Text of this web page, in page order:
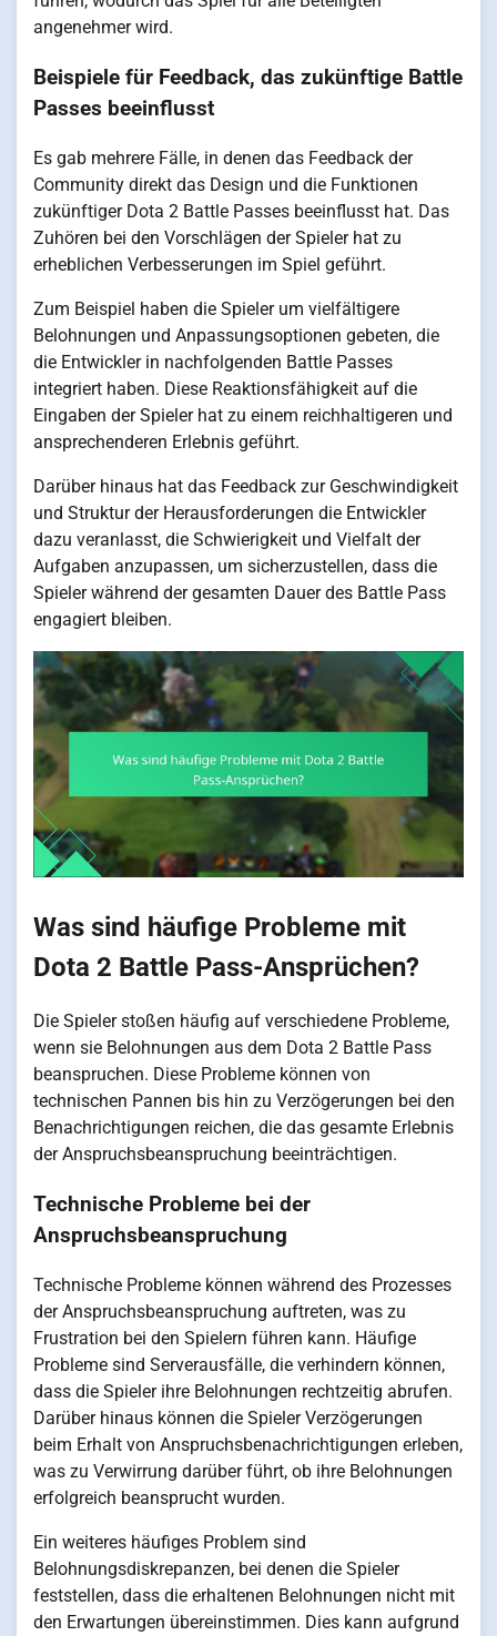
angenehmer wird.
Beispiele für Feedback, das zukünftige Battle
Passes beeinflusst
Es gab mehrere Fälle, in denen das Feedback der
Community direkt das Design und die Funktionen
zukünftiger Dota 2 Battle Passes beeinflusst hat. Das
Zuhören bei den Vorschlägen der Spieler hat zu
erheblichen Verbesserungen im Spiel geführt.
Zum Beispiel haben die Spieler um vielfältigere
Belohnungen und Anpassungsoptionen gebeten, die
die Entwickler in nachfolgenden Battle Passes
integriert haben. Diese Reaktionsfähigkeit auf die
Eingaben der Spieler hat zu einem reichhaltigeren und
ansprechenderen Erlebnis geführt.
Darüber hinaus hat das Feedback zur Geschwindigkeit
und Struktur der Herausforderungen die Entwickler
dazu veranlasst, die Schwierigkeit und Vielfalt der
Aufgaben anzupassen, um sicherzustellen, dass die
Spieler während der gesamten Dauer des Battle Pass
engagiert bleiben.
Was sind häufige Probleme mit
Dota 2 Battle Pass-Ansprüchen?
Die Spieler stoßen häufig auf verschiedene Probleme,
wenn sie Belohnungen aus dem Dota 2 Battle Pass
beanspruchen. Diese Probleme können von
technischen Pannen bis hin zu Verzögerungen bei den
Benachrichtigungen reichen, die das gesamte Erlebnis
der Anspruchsbeanspruchung beeinträchtigen.
Technische Probleme bei der
Anspruchsbeanspruchung
Technische Probleme können während des Prozesses
der Anspruchsbeanspruchung auftreten, was zu
Frustration bei den Spielern führen kann. Häufige
Probleme sind Serverausfälle, die verhindern können,
dass die Spieler ihre Belohnungen rechtzeitig abrufen.
Darüber hinaus können die Spieler Verzögerungen
beim Erhalt von Anspruchsbenachrichtigungen erleben,
was zu Verwirrung darüber führt, ob ihre Belohnungen
erfolgreich beansprucht wurden.
Ein weiteres häufiges Problem sind
Belohnungsdiskrepanzen, bei denen die Spieler
feststellen, dass die erhaltenen Belohnungen nicht mit
den Erwartungen übereinstimmen. Dies kann aufgrund